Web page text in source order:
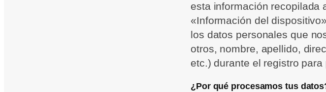
esta información recopilada
«Información del
los datos personales que
otros, nombre, apellido,
etc.) durante el registro
¿Por qué procesamos tus